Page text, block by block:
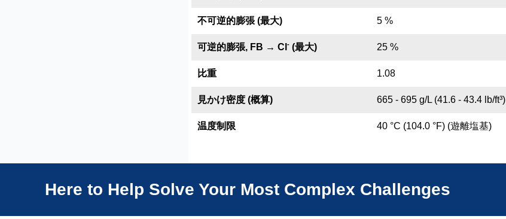
不可逆的膨張 (最大) 5 %
可逆的膨張, FB → Cl -(最大) 25 %
比重 1.08
見かけ密度 (概算) 665 - 695 g/L (41.6 - 43.4 lb/ft³)
温度制限 40 °C (104.0 °F) (遊離塩基)
Here to Help Solve Your Most Complex Challenges